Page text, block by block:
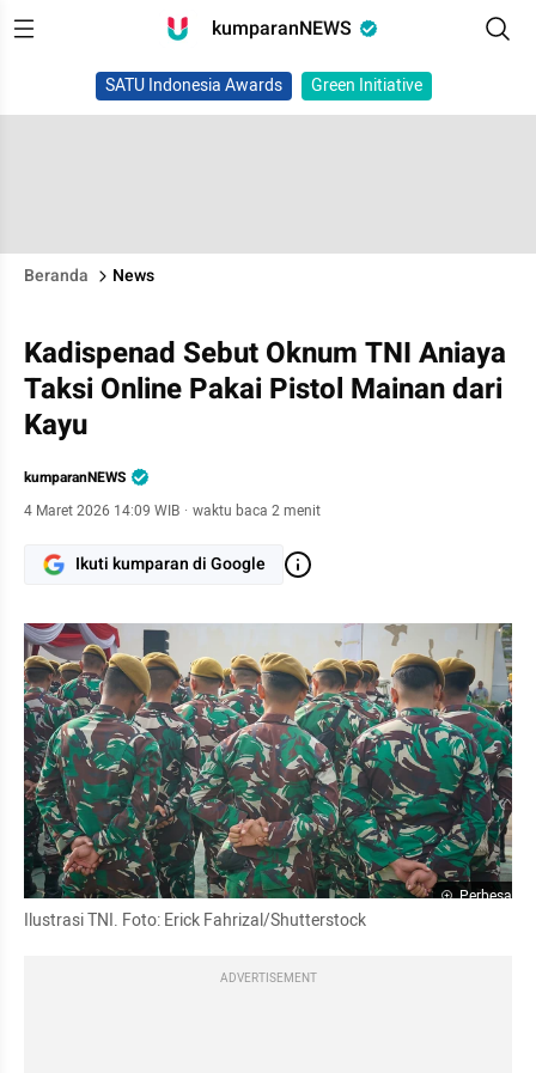
kumparanNEWS
SATU Indonesia Awards Green Initiative
Beranda News
Kadispenad Sebut Oknum TNI Aniaya
Taksi Online Pakai Pistol Mainan dari
Kayu
kumparanNEWS
4 Maret 2026 14:09 WIB · waktu baca 2 menit
Ikuti kumparan di Google
Perbesar
Ilustrasi TNI. Foto: Erick Fahrizal/Shutterstock
ADVERTISEMENT